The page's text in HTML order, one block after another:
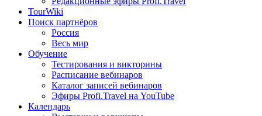
TourWiki
Поиск партнёров
Россия
Весь мир
Обучение
Тестирования и викторины
Расписание вебинаров
Каталог записей вебинаров
Эфиры Profi.Travel на YouTube
Календарь